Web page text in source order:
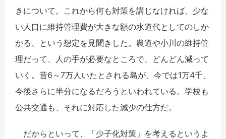
きについて。これから何も対策を講じなければ、少な
い人口に維持管理費が大きな額の水道代としてのしか
かる、という想定を見聞きした。農道や小川の維持管
理だって、人の手が必要なところで、どんどん減って
いく。昔6～7万人いたとされる島が、今では1万4千、
今後さらに半分になるだろうといわれている。学校も
公共交通も、それに対応した減少の仕方だ。
だからといって、「少子化対策」を考えるというよ